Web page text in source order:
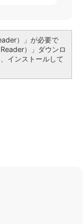
）」が必要で
）」ダウンロ
インストールして